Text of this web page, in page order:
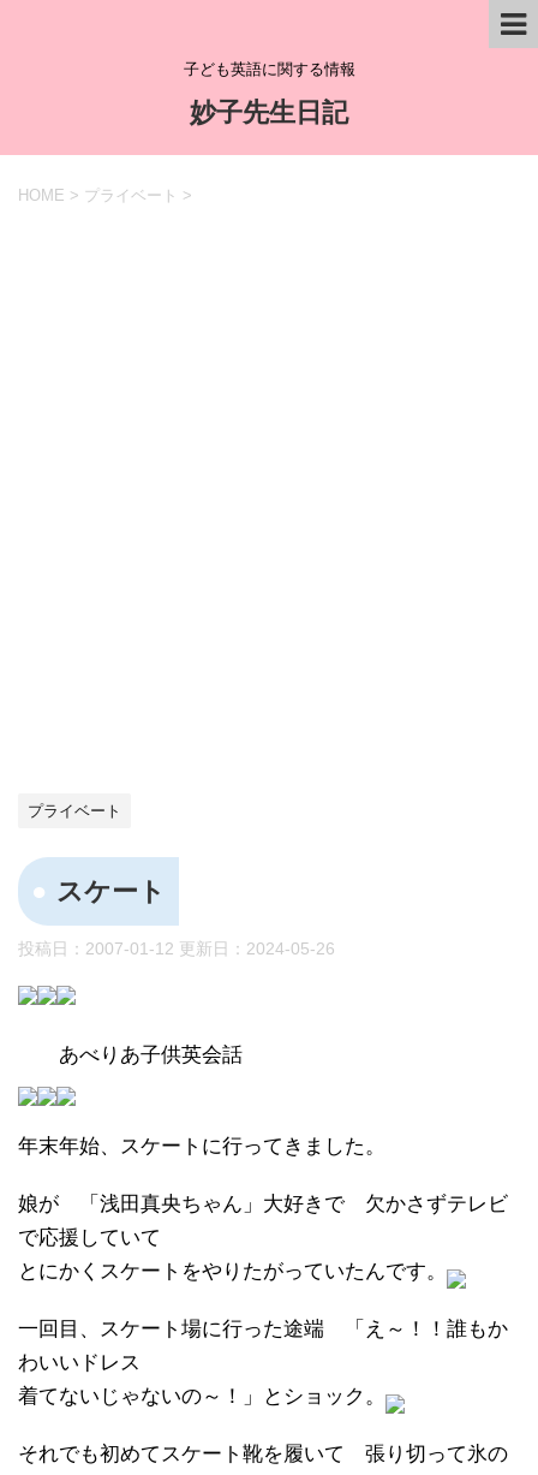
子ども英語に関する情報
妙子先生日記
HOME > プライベート >
プライベート
スケート
投稿日：2007-01-12 更新日： 2024-05-26
あべりあ子供英会話
年末年始、スケートに行ってきました。
娘が 「浅田真央ちゃん」大好きで 欠かさずテレビ
で応援していて
とにかくスケートをやりたがっていたんです。
一回目、スケート場に行った途端 「え～！！誰もか
わいいドレス
着てないじゃないの～！」とショック。
それでも初めてスケート靴を履いて 張り切って氷の